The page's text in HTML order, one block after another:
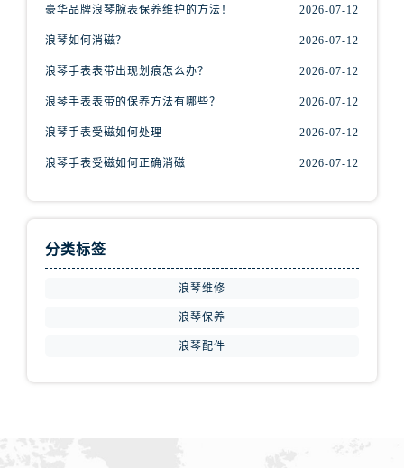
江苏省扬州市邗江区国展路29号星耀天地写字楼1号楼18层1803室浪琴售后服务中心（需提前预约）
豪华品牌浪琴腕表保养维护的方法！ 2026-07-12
浪琴如何消磁？ 2026-07-12
浪琴手表表带出现划痕怎么办？ 2026-07-12
浪琴手表表带的保养方法有哪些？ 2026-07-12
浪琴手表受磁如何处理 2026-07-12
浪琴手表受磁如何正确消磁 2026-07-12
分类标签
浪琴维修
浪琴保养
浪琴配件